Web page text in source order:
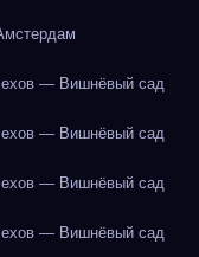
— Вишнёвый сад
— Вишнёвый сад
— Вишнёвый сад
— Вишнёвый сад